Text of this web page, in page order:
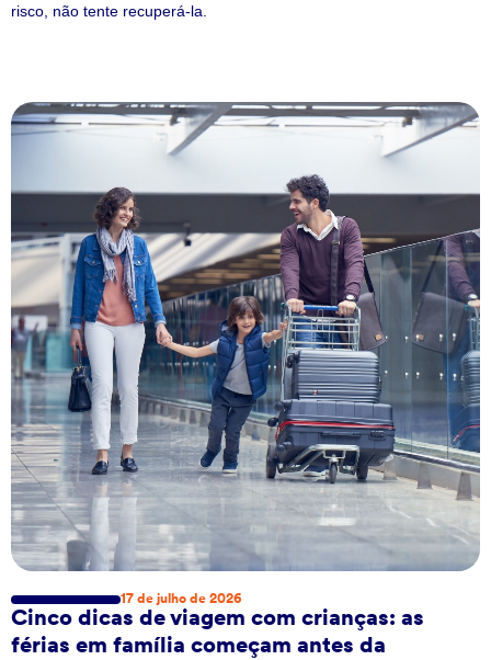
risco, não tente recuperá-la.
17 de julho de 2026
Cinco dicas de viagem com crianças: as
férias em família começam antes da